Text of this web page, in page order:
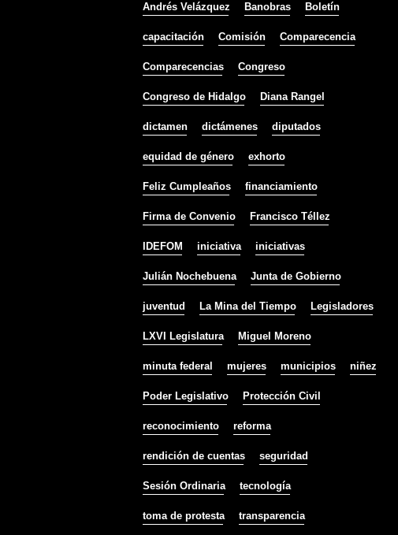
Andrés Velázquez Banobras Boletín
capacitación Comisión Comparecencia
Comparecencias Congreso
Congreso de Hidalgo Diana Rangel
dictamen dictámenes diputados
equidad de género exhorto
Feliz Cumpleaños financiamiento
Firma de Convenio Francisco Téllez
IDEFOM iniciativa iniciativas
Julián Nochebuena Junta de Gobierno
juventud La Mina del Tiempo Legisladores
LXVI Legislatura Miguel Moreno
minuta federal mujeres municipios niñez
Poder Legislativo Protección Civil
reconocimiento reforma
rendición de cuentas seguridad
Sesión Ordinaria tecnología
toma de protesta transparencia